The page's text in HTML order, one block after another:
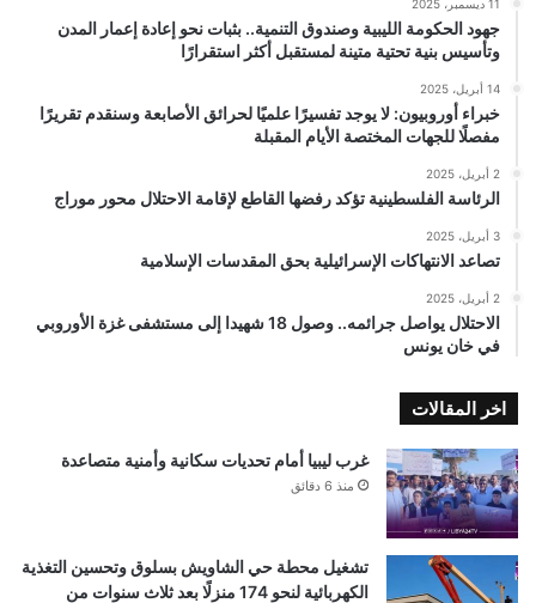
11 ديسمبر، 2025
جهود الحكومة الليبية وصندوق التنمية.. بثبات نحو إعادة إعمار المدن
وتأسيس بنية تحتية متينة لمستقبل أكثر استقرارًا
14 أبريل، 2025
خبراء أوروبيون: لا يوجد تفسيرًا علميًا لحرائق الأصابعة وسنقدم تقريرًا
مفصلًا للجهات المختصة الأيام المقبلة
2 أبريل، 2025
الرئاسة الفلسطينية تؤكد رفضها القاطع لإقامة الاحتلال محور موراج
3 أبريل، 2025
تصاعد الانتهاكات الإسرائيلية بحق المقدسات الإسلامية
2 أبريل، 2025
الاحتلال يواصل جرائمه.. وصول 18 شهيدا إلى مستشفى غزة الأوروبي
في خان يونس
اخر المقالات
غرب ليبيا أمام تحديات سكانية وأمنية متصاعدة
منذ 6 دقائق
تشغيل محطة حي الشاويش بسلوق وتحسين التغذية
الكهربائية لنحو 174 منزلًا بعد ثلاث سنوات من